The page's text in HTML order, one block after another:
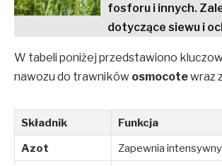
fosforu i innych.
dotyczące siewu i
W tabeli poniżej przedstawiono
nawozu do trawników osmocotewraz
Składnik
Funkcja
Azot
Zapewnia